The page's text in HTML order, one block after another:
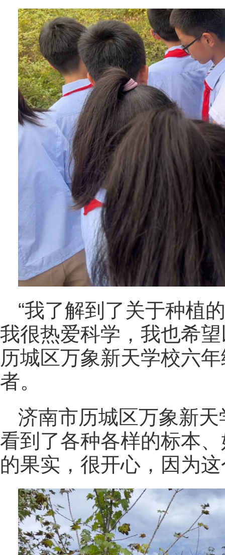
“我了解到了关于种植
我很热爱科学，我也希
历城区万象新天学校六
者。
济南市历城区万象新
看到了各种各样的标本
的果实，很开心，因为